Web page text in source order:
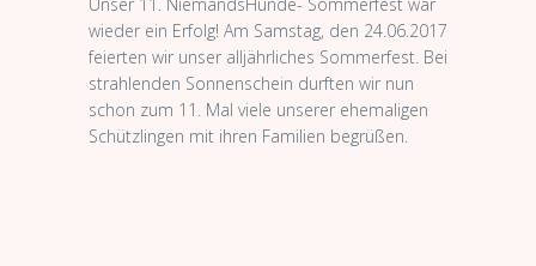
wieder ein Erfolg! Am Samstag, den 24.06.2017
feierten wir unser alljährliches Sommerfest. Bei
strahlenden Sonnenschein durften wir nun
schon zum 11. Mal viele unserer ehemaligen
Schützlingen mit ihren Familien begrüßen.